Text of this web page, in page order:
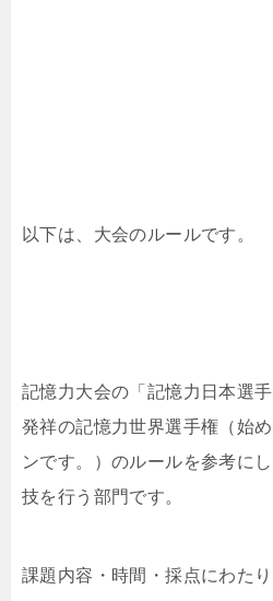
以下は、大会のルールです。
記憶力大会の「記憶力日本選
発祥の記憶力世界選手権（始
ンです。）のルールを参考に
技を行う部門です。
課題内容・時間・採点にわた